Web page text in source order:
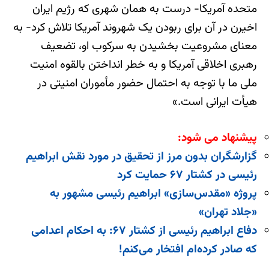
متحده آمریکا− درست به همان شهری که رژیم ایران
اخیرن در آن برای ربودن یک شهروند آمریکا تلاش کرد− به
معنای مشروعیت بخشیدن به سرکوب او، تضعیف
رهبری اخلاقی آمریکا و به خطر انداختن بالقوه امنیت
ملی ما با توجه به احتمال حضور مأموران امنیتی در
هیأت ایرانی است.»
پیشنهاد می شود:
گزارشگران بدون مرز از تحقیق در مورد نقش ابراهیم
رئیسی در کشتار ۶۷ حمایت کرد
پروژه «مقدس‌سازی» ابراهیم رئیسی مشهور به
«جلاد تهران»
دفاع ابراهیم رئیسی از کشتار ۶۷: به احکام اعدامی
که صادر کرده‌ام افتخار می‌کنم!